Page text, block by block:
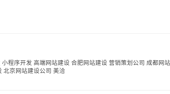
小程序开发 高端网站建设 合肥网站建设 营销策划公司 成都网
北京网站建设公司 美洽